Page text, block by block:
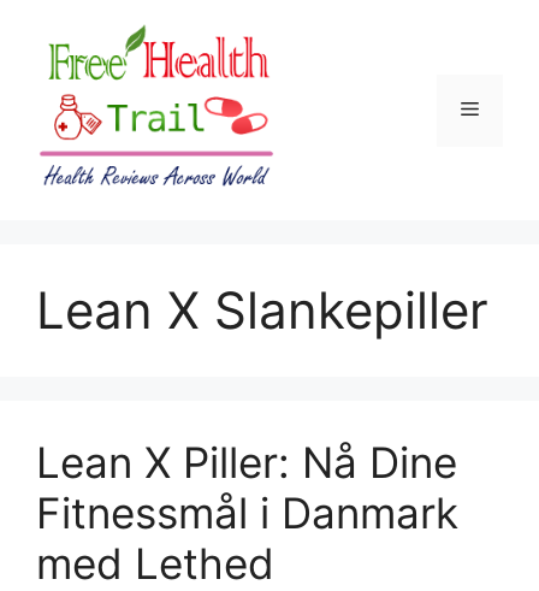
content
Menu
Lean X Slankepiller
Lean X Piller: Nå Dine
Fitnessmål i Danmark
med Lethed